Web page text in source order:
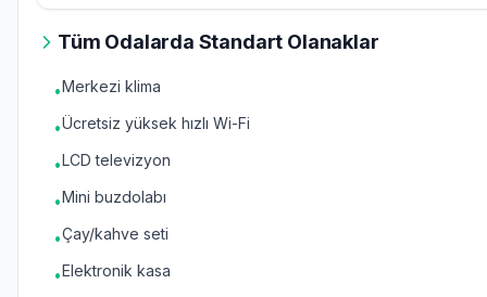
Tüm Odalarda Standart Olanaklar
•Merkezi klima
•Ücretsiz yüksek hızlı Wi-Fi
•LCD televizyon
•Mini buzdolabı
•Çay/kahve seti
•Elektronik kasa